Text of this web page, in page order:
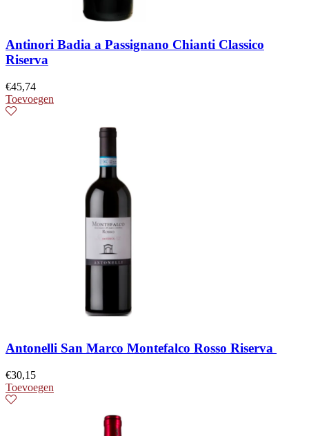
Antinori Badia a Passignano Chianti Classico
Riserva
€45,74
Toevoegen
Antonelli San Marco Montefalco Rosso Riserva
€30,15
Toevoegen